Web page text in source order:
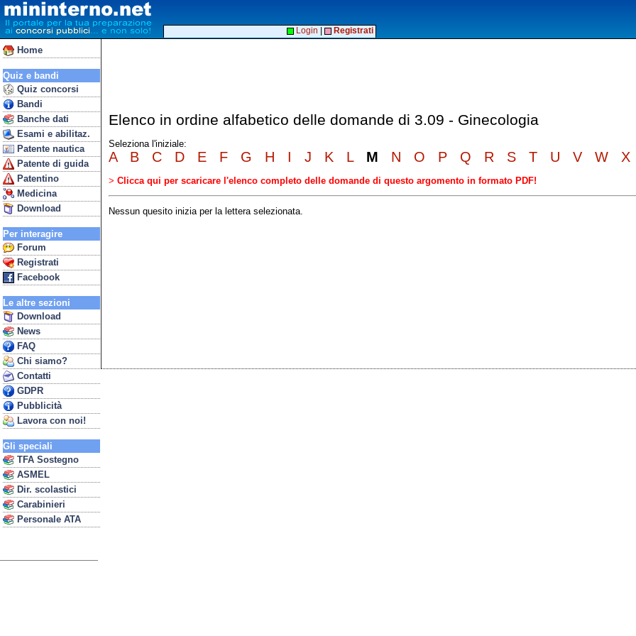
Home
Quiz e bandi
Quiz concorsi
Bandi
Banche dati
Esami e abilitaz.
Patente nautica
Patente di guida
Patentino
Medicina
Download
Per interagire
Forum
Registrati
Facebook
Le altre sezioni
Download
News
FAQ
Chi siamo?
Contatti
GDPR
Pubblicità
Lavora con noi!
Gli speciali
TFA Sostegno
ASMEL
Dir. scolastici
Carabinieri
Personale ATA
Login Registrati
Elenco in ordine alfabetico delle domande di 3.09 - Ginecologia
Seleziona l'iniziale:
A B C D E F G H I J K L M N O P Q R S T U V W X
> Clicca qui per scaricare l'elenco completo delle domande di questo argomento in formato PDF!
Nessun quesito inizia per la lettera selezionata.